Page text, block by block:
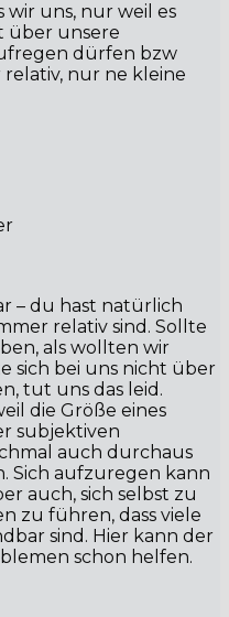
wir uns, nur weil es
über unsere
dürfen bzw
nur ne kleine
– du hast natürlich
relativ sind. Sollte
als wollten wir
sich bei uns nicht über
tut uns das leid.
die Größe eines
subjektiven
auch durchaus
Sich aufzuregen kann
auch, sich selbst zu
zu führen, dass viele
sind. Hier kann der
schon helfen.